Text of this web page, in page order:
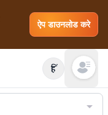
ऐप डाउनलोड करे
हिं Open